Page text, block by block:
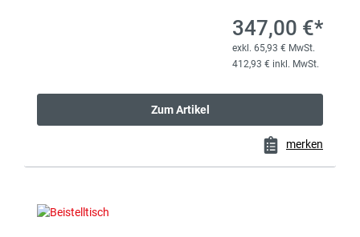
347,00 €*
exkl. 65,93 € MwSt.
412,93 € inkl. MwSt.
Zum Artikel
merken